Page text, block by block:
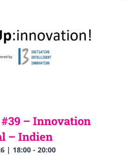
– Innovation
– Indien
| 18:00 - 20:00